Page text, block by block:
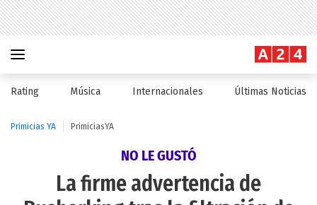
Rating Música Internacionales Últimas Noticias
Primicias YA PrimiciasYA
NO LE GUSTÓ
La firme advertencia de